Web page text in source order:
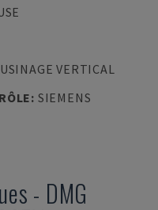
VERTICAL
: SIEMENS
- DMG